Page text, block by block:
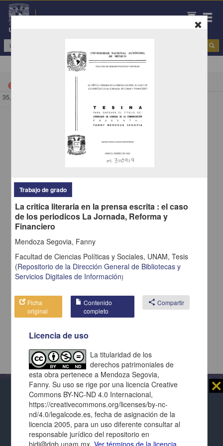
Al usar este repositorio estás aceptando sus
términos y condiciones de uso
, y te obligas a
respetar los derechos expresados en las licencias
de cada página y de cada documento presentado.
⨯
Repositorio Institucional de la UNAM
cancel "Urbanismo: entre la racionalidad y las emociones"
35,201 - 34,593 de 34,593 resultados
Repositorio Institucional de la
Universidad Nacional Autónoma de México
Trabajo de grado
La critica literaria en la prensa escrita : el caso
de los periodicos La Jornada, Reforma y
Financiero
Mendoza Segovia, Fanny
Facultad de Ciencias Políticas y Sociales, UNAM, Tesis
(Repositorio de la Dirección General de Bibliotecas y
Servicios Digitales de Información)
Ficha
original
Contenido
completo
share Compartir
Licencia de uso
La titularidad de los
derechos patrimoniales de
esta obra pertenece a Mendoza Segovia,
Fanny. Su uso se rige por una licencia Creative
Commons BY-NC-ND 4.0 Internacional,
https://creativecommons.org/licenses/by-nc-
nd/4.0/legalcode.es, fecha de asignación de la
licencia 2005, para un uso diferente consultar al
responsable jurídico del repositorio en
bidi@dgb.unam.mx.Ver términos de la licencia